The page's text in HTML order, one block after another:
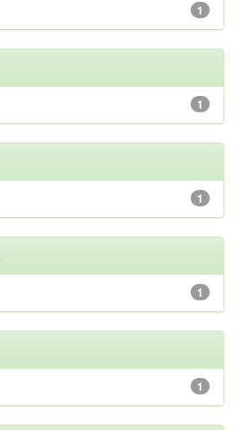
1
1
1
1
1